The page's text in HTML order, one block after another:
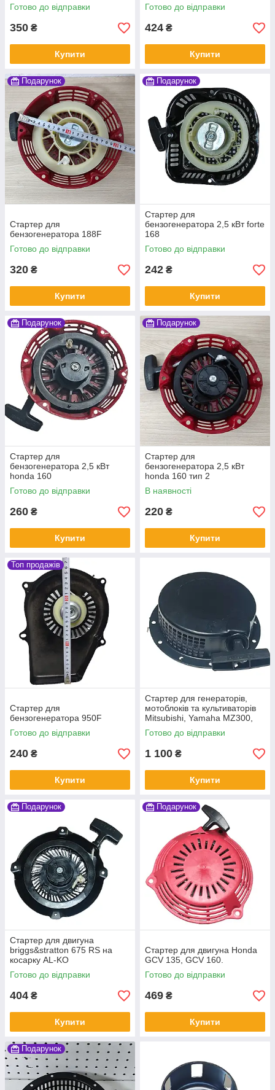
Готово до відправки
350 ₴
Купити
Готово до відправки
424 ₴
Купити
Подарунок
Стартер для
бензогенератора 188F
Готово до відправки
320 ₴
Купити
Подарунок
Стартер для
бензогенератора 2,5 кВт forte
168
Готово до відправки
242 ₴
Купити
Подарунок
Стартер для
бензогенератора 2,5 кВт
honda 160
Готово до відправки
260 ₴
Купити
Подарунок
Стартер для
бензогенератора 2,5 кВт
honda 160 тип 2
В наявності
220 ₴
Купити
Топ продажів
Стартер для
бензогенератора 950F
Готово до відправки
240 ₴
Купити
Стартер для генераторів,
мотоблоків та культиваторів
Mitsubishi, Yamaha MZ300,
MZ360, MZ175, EF6600,
185F, ЕР2500, ЕР4500,
Готово до відправки
1 100 ₴
Купити
Подарунок
Стартер для двигуна
briggs&stratton 675 RS на
косарку AL-KO
Готово до відправки
404 ₴
Купити
Подарунок
Стартер для двигуна Honda
GCV 135, GCV 160.
Готово до відправки
469 ₴
Купити
Подарунок